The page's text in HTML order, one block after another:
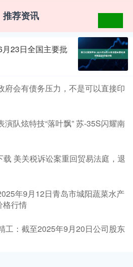
推荐资讯
23日全国主要批
府会有债务压力，不是可以直接印
队炫特技“落叶飘” 苏-35S闪耀南
美关税诉讼案重回贸易法庭，退
年9月12日青岛市城阳蔬菜水产
格行情
工：截至2025年9月20日公司股东